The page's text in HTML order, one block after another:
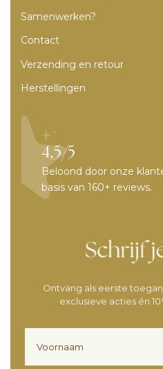
Samenwerken?
Contact
Verzending en retour
Herstellingen
4,5/5
Beloond door onze
basis van 160+ reviews.
Ontvang als eerste
exclusieve acties én